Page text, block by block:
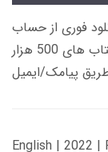
تومانی دانلود فوری از حساب
کاربری می باشد، و زمان تحویل لینک دانلود کتاب های 500 هزار
English | 2022 |